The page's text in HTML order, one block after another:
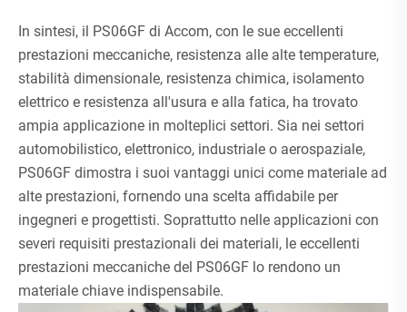
In sintesi, il PS06GF di Accom, con le sue eccellenti
prestazioni meccaniche, resistenza alle alte temperature,
stabilità dimensionale, resistenza chimica, isolamento
elettrico e resistenza all'usura e alla fatica, ha trovato
ampia applicazione in molteplici settori. Sia nei settori
automobilistico, elettronico, industriale o aerospaziale,
PS06GF dimostra i suoi vantaggi unici come materiale ad
alte prestazioni, fornendo una scelta affidabile per
ingegneri e progettisti. Soprattutto nelle applicazioni con
severi requisiti prestazionali dei materiali, le eccellenti
prestazioni meccaniche del PS06GF lo rendono un
materiale chiave indispensabile.